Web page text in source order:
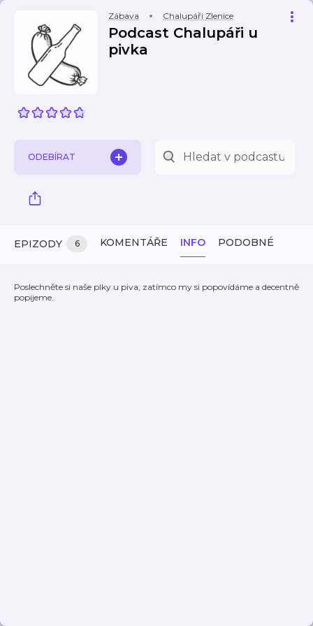
Zábava Chalupáři Zlenice
Podcast Chalupáři u
pivka
ODEBÍRAT
EPIZODY 6 KOMENTÁŘE INFO PODOBNÉ
Poslechněte si naše plky u piva, zatímco my si popovídáme a decentně
popijeme.